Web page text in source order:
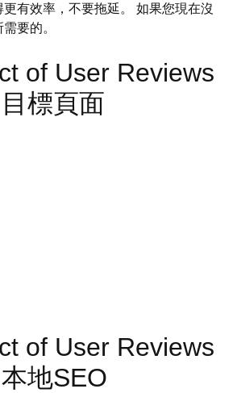
有效率，不要拖延。 如果您現在沒
要的。
of User Reviews
標頁面
of User Reviews
地SEO